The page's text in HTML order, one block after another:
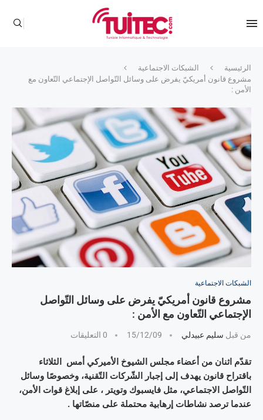
الرئيسية
الشبكات الاجتماعية
مشروع قانون أمريكيّ يفرض على وسائل التّواصل الإجتماعي التّعاون مع
الأمن :
الشبكات الاجتماعية
مشروع قانون أمريكيّ يفرض على وسائل التّواصل
الإجتماعي التّعاون مع الأمن :
من قبل سليم عبيدلي 15/12/09 0 التعليقات
تقدّم اثنان من أعضاء مجلس الشيوخ الأميركي أمس الثلاثاء
باقتراح قانون يهدف إلى إجبار الشّركات التّقنية، وخصوصًا وسائل
التّواصل الاجتماعي، مثل فايسبوك وتويتر ، على إبلاغ قوات الأمن،
عندما ترصد نشاطات إرهابية محتملة على منصّاتها .